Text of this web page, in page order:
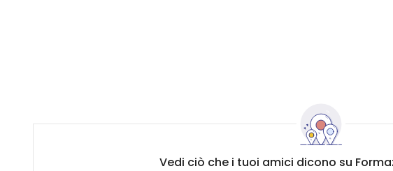
Vedi ciò che i tuoi amici dicono su